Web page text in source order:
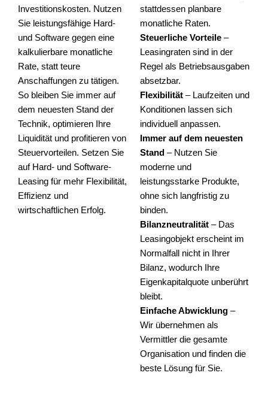
Investitionskosten. Nutzen
Sie leistungsfähige Hard-
und Software gegen eine
kalkulierbare monatliche
Rate, statt teure
Anschaffungen zu tätigen.
So bleiben Sie immer auf
dem neuesten Stand der
Technik, optimieren Ihre
Liquidität und profitieren von
Steuervorteilen. Setzen Sie
auf Hard- und Software-
Leasing für mehr Flexibilität,
Effizienz und
wirtschaftlichen Erfolg.
stattdessen planbare
monatliche Raten.
Steuerliche Vorteile –
Leasingraten sind in der
Regel als Betriebsausgaben
absetzbar.
Flexibilität – Laufzeiten und
Konditionen lassen sich
individuell anpassen.
Immer auf dem neuesten
Stand – Nutzen Sie
moderne und
leistungsstarke Produkte,
ohne sich langfristig zu
binden.
Bilanzneutralität – Das
Leasingobjekt erscheint im
Normalfall nicht in Ihrer
Bilanz, wodurch Ihre
Eigenkapitalquote unberührt
bleibt.
Einfache Abwicklung –
Wir übernehmen als
Vermittler die gesamte
Organisation und finden die
beste Lösung für Sie.